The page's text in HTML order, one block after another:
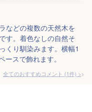
などの複数の天然木を
す。着色なしの自然そ
くり馴染みます。横幅1
スで飾れます。
全てのおすすめコメント (1件) >